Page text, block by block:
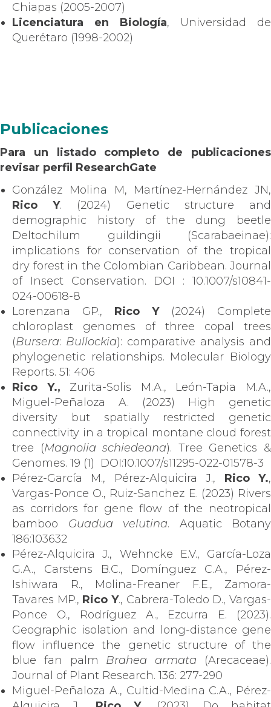
Chiapas (2005-2007)
Licenciatura en Biología, Universidad de
Querétaro (1998-2002)
Publicaciones
Para un listado completo de publicaciones
revisar perfil ResearchGate
González Molina M, Martínez-Hernández JN,
Rico Y. (2024) Genetic structure and
demographic history of the dung beetle
Deltochilum guildingii (Scarabaeinae):
implications for conservation of the tropical
dry forest in the Colombian Caribbean. Journal
of Insect Conservation. DOI : 10.1007/s10841-
024-00618-8
Lorenzana GP., Rico Y(2024) Complete
chloroplast genomes of three copal trees
(Bursera: Bullockia): comparative analysis and
phylogenetic relationships. Molecular Biology
Reports. 51: 406
Rico Y., Zurita-Solis M.A., León-Tapia M.A.,
Miguel-Peñaloza A. (2023) High genetic
diversity but spatially restricted genetic
connectivity in a tropical montane cloud forest
tree (Magnolia schiedeana). Tree Genetics &
Genomes. 19 (1) DOI:10.1007/s11295-022-01578-3
Pérez-García M., Pérez-Alquicira J., Rico Y.,
Vargas-Ponce O., Ruiz-Sanchez E. (2023) Rivers
as corridors for gene flow of the neotropical
bamboo Guadua velutina. Aquatic Botany
186:103632
Pérez-Alquicira J., Wehncke E.V., García-Loza
G.A., Carstens B.C., Domínguez C.A., Pérez-
Ishiwara R., Molina-Freaner F.E., Zamora-
Tavares MP., Rico Y., Cabrera-Toledo D., Vargas-
Ponce O., Rodríguez A., Ezcurra E. (2023).
Geographic isolation and long-distance gene
flow influence the genetic structure of the
blue fan palm Brahea armata (Arecaceae).
Journal of Plant Research. 136: 277-290
Miguel-Peñaloza A., Cultid-Medina C.A., Pérez-